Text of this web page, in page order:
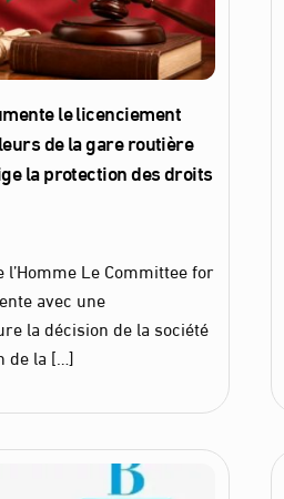
le licenciement
de la gare routière
la protection des droits
Le Committee for
avec une
la décision de la société
de la […]